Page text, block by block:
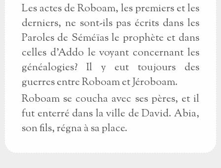
Les actes de Roboam, les premiers et les
derniers, ne sont-ils pas écrits dans les
Paroles de Séméïas le prophète et dans
celles d'Addo le voyant concernant les
généalogies? Il y eut toujours des
guerres entre Roboam et Jéroboam.
Roboam se coucha avec ses pères, et il
fut enterré dans la ville de David. Abia,
son fils, régna à sa place.